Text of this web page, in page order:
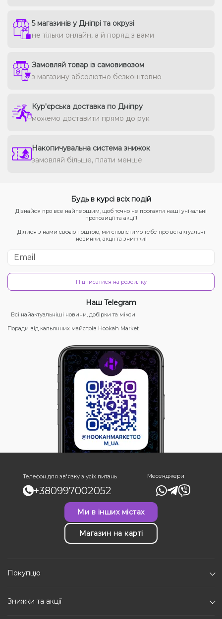
5 магазинів у Дніпрі та окрузі
не тільки онлайн, а й поряд з вами
Замовляй товар із самовивозом
з магазину абсолютно безкоштовно
Кур'єрська доставка по Дніпру
можемо доставити прямо до рук
Накопичувальна система знижок
замовляй більше, плати менше
Будь в курсі всіх подій
Дізнайся про все найпершим, щоб точно не прогаяти наші унікальні
пропозиції та акції!
Ділися з нами своєю поштою, ми сповістимо тебе про всі актуальні
новинки, акції та знижки!
Підписатися на розсилку
Наш Telegram
Всі найактуальніші новини, добірки та мікси
Поради від кальянних майстрів Hookah Market
Телефон для зв'язку з усіх питань
+380997002052
Месенджери
Ми в інших містах
Магазин на карті
Покупцю
Знижки та акції